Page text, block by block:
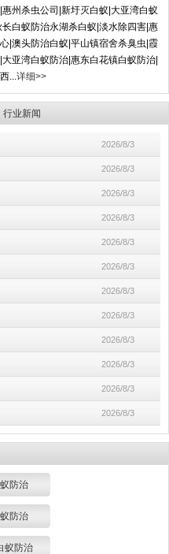
州杀虫公司|新圩灭白蚁|大亚湾白蚁
白蚁防治永湖杀白蚁|淡水除四害|惠
|澳头防治白蚁|平山镇宿舍杀臭虫|霞
亚湾白蚁防治|惠东白花镇白蚁防治|
... 详细>>
行业新闻
2026/8/3
2026/8/3
2026/8/3
2026/8/3
2026/8/3
2026/8/3
2026/8/3
2026/8/3
2026/8/3
2026/8/3
2026/8/3
2026/8/3
防治
防治
蚁防治